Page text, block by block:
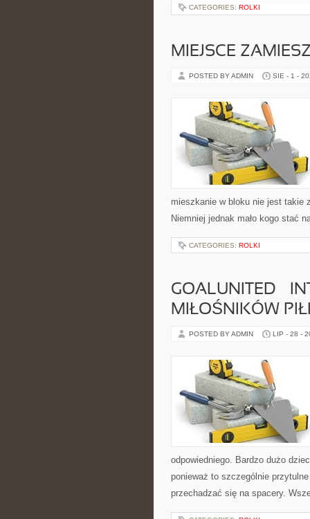
CATEGORIES: ROLKI
MIEJSCE
POSTED BY ADMIN SIE - 1 -
mieszkanie w bloku nie jest takie
Niemniej jednak mało kogo stać
CATEGORIES: ROLKI
GOALUNITED –
MIŁOŚNIKÓW
POSTED BY ADMIN LIP - 28 -
odpowiedniego. Bardzo dużo
ponieważ to szczególnie
przechadzać się na spacery.